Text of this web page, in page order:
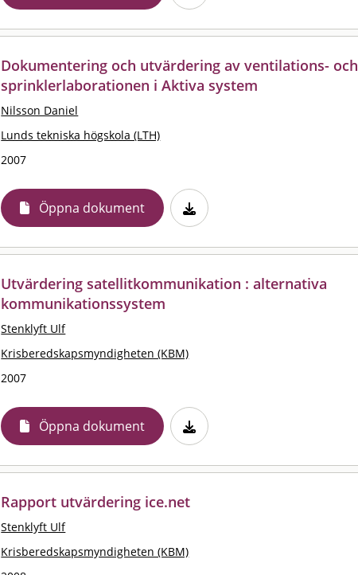
Dokumentering och utvärdering av ventilations- och
sprinklerlaborationen i Aktiva system
Nilsson Daniel
Lunds tekniska högskola (LTH)
2007
Öppna dokument
Utvärdering satellitkommunikation : alternativa
kommunikationssystem
Stenklyft Ulf
Krisberedskapsmyndigheten (KBM)
2007
Öppna dokument
Rapport utvärdering ice.net
Stenklyft Ulf
Krisberedskapsmyndigheten (KBM)